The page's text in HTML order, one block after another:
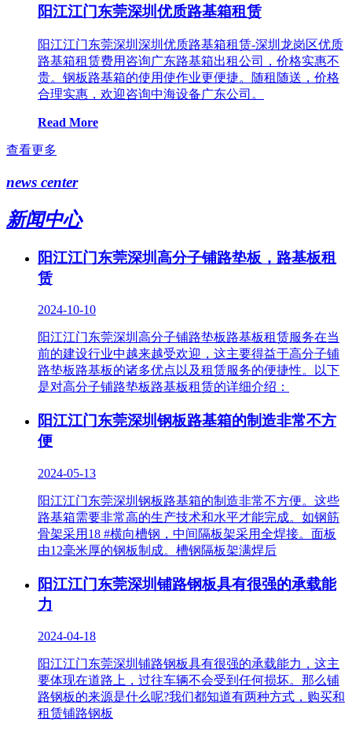
阳江江门东莞深圳优质路基箱租赁
阳江江门东莞深圳深圳优质路基箱租赁-深圳龙岗区优质
路基箱租赁费用咨询广东路基箱出租公司，价格实惠不
贵。钢板路基箱的使用使作业更便捷。随租随送，价格
合理实惠，欢迎咨询中海设备广东公司。
Read More
查看更多
news center
新闻中心
阳江江门东莞深圳高分子铺路垫板，路基板租
赁
2024-10-10
阳江江门东莞深圳高分子铺路垫板路基板租赁服务在当
前的建设行业中越来越受欢迎，这主要得益于高分子铺
路垫板路基板的诸多优点以及租赁服务的便捷性。以下
是对高分子铺路垫板路基板租赁的详细介绍：
阳江江门东莞深圳钢板路基箱的制造非常不方
便
2024-05-13
阳江江门东莞深圳钢板路基箱的制造非常不方便。这些
路基箱需要非常高的生产技术和水平才能完成。如钢筋
骨架采用18 #横向槽钢，中间隔板架采用全焊接。面板
由12毫米厚的钢板制成。槽钢隔板架满焊后
阳江江门东莞深圳铺路钢板具有很强的承载能
力
2024-04-18
阳江江门东莞深圳铺路钢板具有很强的承载能力，这主
要体现在道路上，过往车辆不会受到任何损坏。那么铺
路钢板的来源是什么呢?我们都知道有两种方式，购买和
租赁铺路钢板